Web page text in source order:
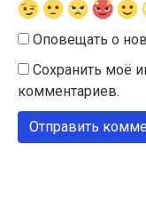
Оповещать о
Сохранить моё
комментариев.